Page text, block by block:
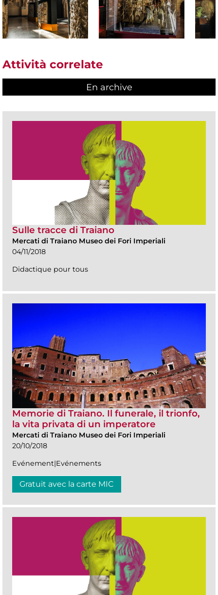
Attività correlate
En archive
Sulle tracce di Traiano
Mercati di Traiano Museo dei Fori Imperiali
04/11/2018
Didactique pour tous
Memorie di Traiano. Il funerale, il trionfo,
la vita privata di un imperatore
Mercati di Traiano Museo dei Fori Imperiali
20/10/2018
Evénement|Evénements
Gratuit avec la carte MIC